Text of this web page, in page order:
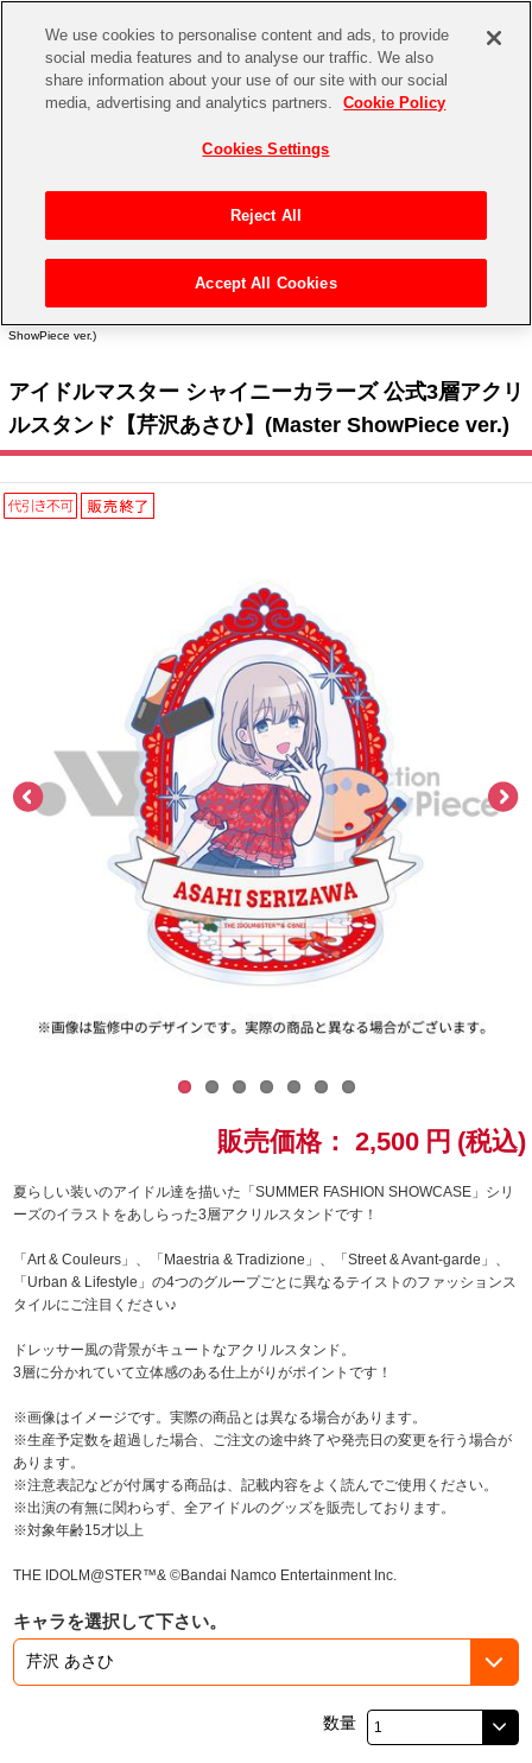
CHANNEL STORE EVENT
ASOBI STORE TOP
ゲーム 電子書籍
CD / Blu-ray
EVENT
プレミアム会員とは
アイドルマスターシリーズ
アイドルマスター
アイドルマスター SideM
学園アイドルマスター
テイルズ オブ シリーズ
太鼓の達人
ACE COMBAT
ナムコクラシック
ラブライブ！
ラブライブ！サンシャイン‼
アイドリッシュセブン
モフモフパレード
イベントグッズ
トイ・ホビー
アイドルマスター シリーズ>アイドルマスター シャイニーカラー
ShowPiece ver.)
アイドルマスター シャイニーカラーズ 公式3層アクリ
ルスタンド【芹沢あさひ】(Master ShowPiece ver.)
販売価格： 2,500 円 (税込)
夏らしい装いのアイドル達を描いた「SUMMER FASHION SHOWCASE」シリ
ーズのイラストをあしらった3層アクリルスタンドです！
「Art & Couleurs」、「Maestria & Tradizione」、「Street & Avant-garde」、
「Urban & Lifestyle」の4つのグループごとに異なるテイストのファッションス
タイルにご注目ください♪
ドレッサー風の背景がキュートなアクリルスタンド。
3層に分かれていて立体感のある仕上がりがポイントです！
※画像はイメージです。実際の商品とは異なる場合があります。
※生産予定数を超過した場合、ご注文の途中終了や発売日の変更を行う場合が
あります。
※注意表記などが付属する商品は、記載内容をよく読んでご使用ください。
※出演の有無に関わらず、全アイドルのグッズを販売しております。
※対象年齢15才以上
THE IDOLM@STER™& ©Bandai Namco Entertainment Inc.
キャラを選択して下さい。
数量
We use cookies to personalise content and ads, to provide
social media features and to analyse our traffic. We also
share information about your use of our site with our social
media, advertising and analytics partners.
Cookie Policy
Cookies Settings
Reject All
Accept All Cookies